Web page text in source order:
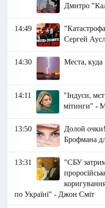
Дмитро
14:49
Сергей
14:30 Места,
14:11
"Індуси,
мітинги" -
13:50
Долой
Брофмана
13:31
"СБУ
по Україні" - Джон Сміт